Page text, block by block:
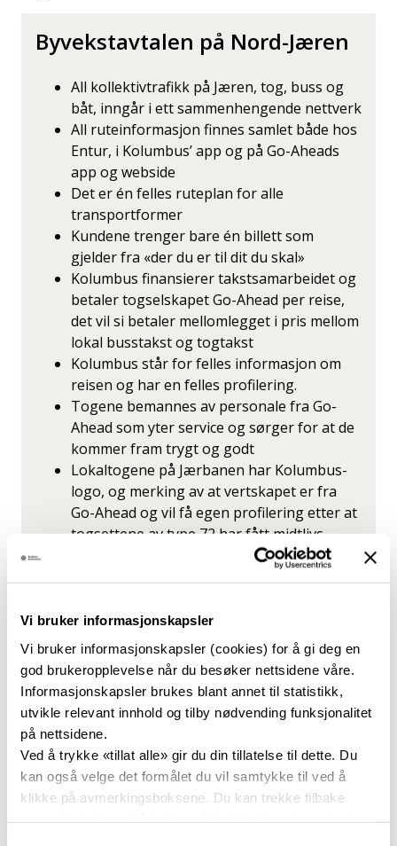
Vi bruker informasjonskapsler
Vi bruker informasjonskapsler (cookies) for å gi deg en
god brukeropplevelse når du besøker nettsidene våre.
Informasjonskapsler brukes blant annet til statistikk,
utvikle relevant innhold og tilby nødvending funksjonalitet
på nettsidene.
Ved å trykke «tillat alle» gir du din tillatelse til dette. Du
kan også velge det formålet du vil samtykke til ved å
klikke på avmerkingsboksene. Du kan trekke tilbake
Byvekstavtalen på Nord-Jæren
All kollektivtrafikk på Jæren, tog, buss og
båt, inngår i ett sammenhengende nettverk
All ruteinformasjon finnes samlet både hos
Entur, i Kolumbus’ app og på Go-Aheads
app og webside
Det er én felles ruteplan for alle
transportformer
Kundene trenger bare én billett som
gjelder fra «der du er til dit du skal»
Kolumbus finansierer takstsamarbeidet og
betaler togselskapet Go-Ahead per reise,
det vil si betaler mellomlegget i pris mellom
lokal busstakst og togtakst
Kolumbus står for felles informasjon om
reisen og har en felles profilering.
Togene bemannes av personale fra Go-
Ahead som yter service og sørger for at de
kommer fram trygt og godt
Lokaltogene på Jærbanen har Kolumbus-
logo, og merking av at vertskapet er fra
Go-Ahead og vil få egen profilering etter at
togsettene av type 72 har fått midtlivs-
oppgraderingen som nå er i gang
Til grunn for rute- og
takstsamarbeidet ligger det
kompliserte avtaler, men det viktige
er jo at det likevel blir enkelt for
kunden.